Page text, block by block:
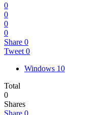
0
0
0
0
Share 0
Tweet 0
Windows 10
Total
0
Shares
Share 0